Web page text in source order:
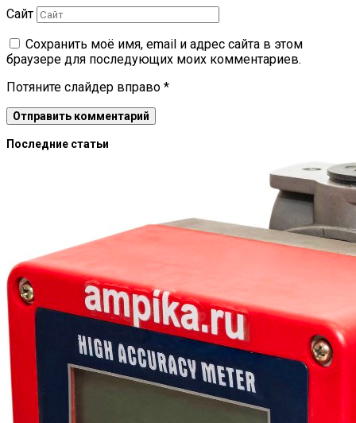
Сайт
Сохранить моё имя, email и адрес сайта в этом
браузере для последующих моих комментариев.
Потяните слайдер вправо *
Последние статьи